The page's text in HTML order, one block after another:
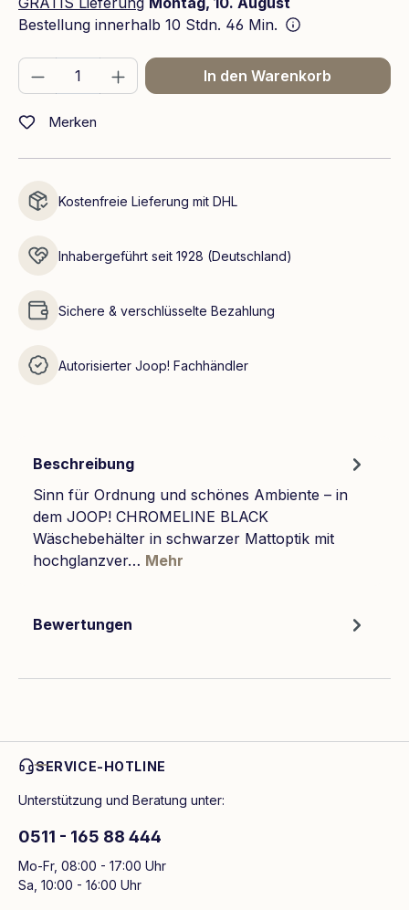
Bestellung innerhalb 10 Stdn. 46 Min.
Produkt Anzahl: Gib den gewünschten
In den Warenkorb
Merken
Kostenfreie Lieferung mit DHL
Inhabergeführt seit 1928 (Deutschland)
Sichere & verschlüsselte Bezahlung
Autorisierter Joop! Fachhändler
Beschreibung
Sinn für Ordnung und schönes Ambiente – in
dem JOOP! CHROMELINE BLACK
Wäschebehälter in schwarzer Mattoptik mit
hochglanzver… Mehr
Bewertungen
SERVICE-HOTLINE
Unterstützung und Beratung unter:
0511 - 165 88 444
Mo-Fr, 08:00 - 17:00 Uhr
Sa, 10:00 - 16:00 Uhr